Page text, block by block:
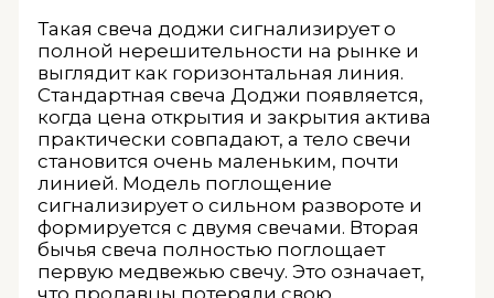
Такая свеча доджи сигнализирует о
полной нерешительности на рынке и
выглядит как горизонтальная линия.
Стандартная свеча Доджи появляется,
когда цена открытия и закрытия актива
практически совпадают, а тело свечи
становится очень маленьким, почти
линией. Модель поглощение
сигнализирует о сильном развороте и
формируется с двумя свечами. Вторая
бычья свеча полностью поглощает
первую медвежью свечу. Это означает,
что продавцы потеряли свою